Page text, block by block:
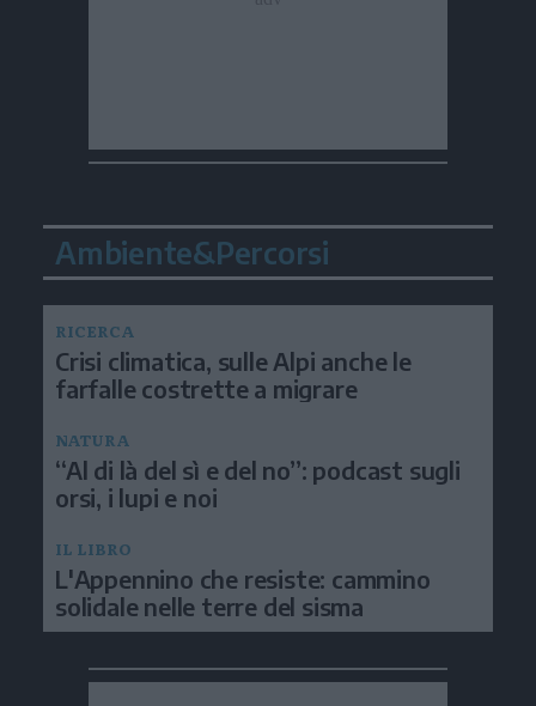
Ambiente&Percorsi
RICERCA
Crisi climatica, sulle Alpi anche le
farfalle costrette a migrare
NATURA
“Al di là del sì e del no”: podcast sugli
orsi, i lupi e noi
IL LIBRO
L'Appennino che resiste: cammino
solidale nelle terre del sisma